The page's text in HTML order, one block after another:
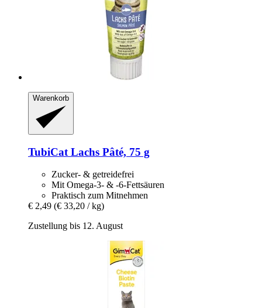
Warenkorb
TubiCat Lachs Pâté, 75 g
Zucker- & getreidefrei
Mit Omega-3- & -6-Fettsäuren
Praktisch zum Mitnehmen
€ 2,49 (€ 33,20 / kg)
Zustellung bis 12. August